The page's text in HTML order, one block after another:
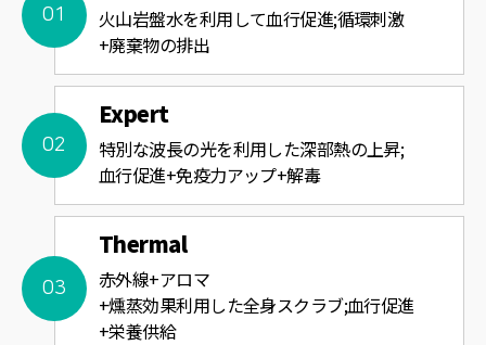
火山岩盤水を利用して血行促進;循環刺激
+廃棄物の排出
Expert
特別な波長の光を利用した深部熱の上昇;
血行促進+免疫力アップ+解毒
Thermal
赤外線+アロマ
+燻蒸効果利用した全身スクラブ;血行促進
+栄養供給